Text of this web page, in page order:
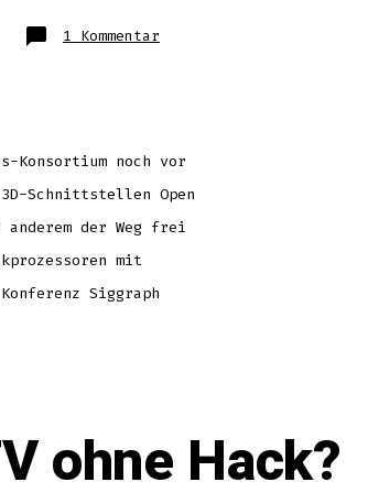
1 Kommentar
OpenCL
Konsortium noch vor
Schnittstellen Open
der Weg frei
mit
Siggraph
ohne Hack?